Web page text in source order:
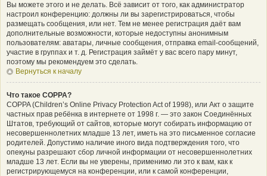
Вы можете этого и не делать. Всё зависит от того, как администратор
настроил конференцию: должны ли вы зарегистрироваться, чтобы
размещать сообщения, или нет. Тем не менее регистрация даёт вам
дополнительные возможности, которые недоступны анонимным
пользователям: аватары, личные сообщения, отправка email-сообщений,
участие в группах и т. д. Регистрация займёт у вас всего пару минут,
поэтому мы рекомендуем это сделать.
Вернуться к началу
Что такое COPPA?
COPPA (Children’s Online Privacy Protection Act of 1998), или Акт о защите
частных прав ребёнка в интернете от 1998 г. — это закон Соединённых
Штатов, требующий от сайтов, которые могут собирать информацию от
несовершеннолетних младше 13 лет, иметь на это письменное согласие
родителей. Допустимо наличие иного вида подтверждения того, что
опекуны разрешают сбор личной информации от несовершеннолетних
младше 13 лет. Если вы не уверены, применимо ли это к вам, как к
регистрирующемуся на конференции, или к самой конференции,